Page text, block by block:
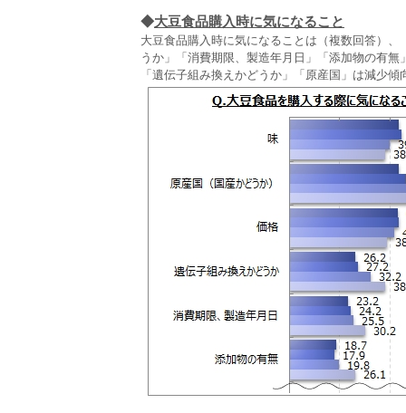
◆大豆食品購入時に気になること
大豆食品購入時に気になることは（複数回答）
うか」「消費期限、製造年月日」「添加物の有
「遺伝子組み換えかどうか」「原産国」は減少傾